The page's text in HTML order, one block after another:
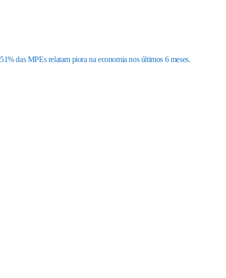
51% das MPEs relatam piora na economia nos últimos 6 meses.